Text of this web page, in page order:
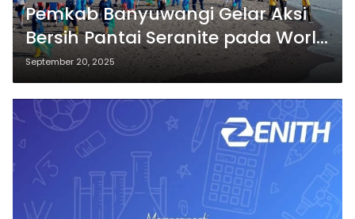
Pemkab Banyuwangi Gelar Aksi
Bersih Pantai Seranite pada World
Cleanup Day
September 20, 2025